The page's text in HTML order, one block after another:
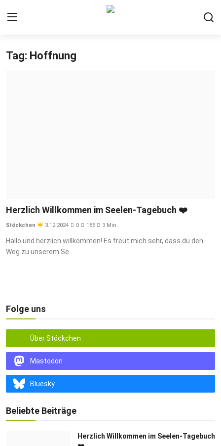
Hilfe in der Krise
Teile deine Erfahrungen mit
Tag: Hoffnung
Herzlich Willkommen im Seelen-Tagebuch ❤️
Stöckchen 3.12.2024 0 185 3 Min.
Hallo und herzlich willkommen! Es freut mich sehr, dass du den
Weg zu unserem Se...
Folge uns
Über Stöckchen
Mastodon
Bluesky
Beliebte Beiträge
Herzlich Willkommen im Seelen-Tagebuch